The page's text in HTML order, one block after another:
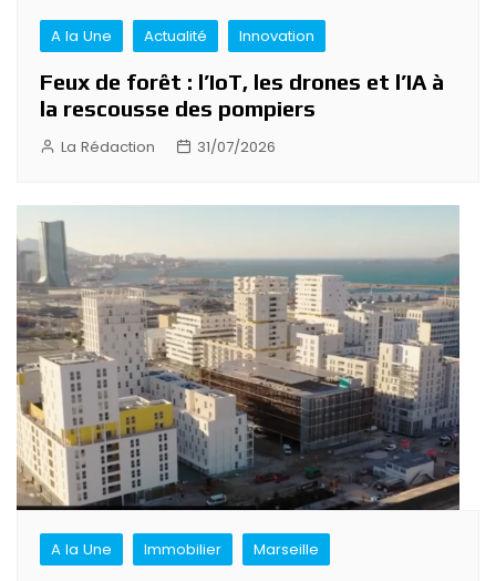
A la Une Actualité Innovation
Feux de forêt : l’IoT, les drones et l’IA à
la rescousse des pompiers
La Rédaction 31/07/2026
A la Une Immobilier Marseille